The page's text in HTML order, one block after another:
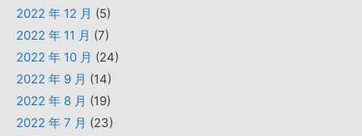
2022 年 12 月 (5)
2022 年 11 月 (7)
2022 年 10 月 (24)
2022 年 9 月 (14)
2022 年 8 月 (19)
2022 年 7 月 (23)